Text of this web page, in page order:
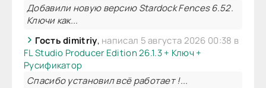
Добавили новую версию Stardock Fences 6.52.
Ключи как...
Гость dimitriy, написал 5 августа 2026 00:38 в
FL Studio Producer Edition 26.1.3 + Ключ +
Русификатор
Спасибо установил всё работает !...